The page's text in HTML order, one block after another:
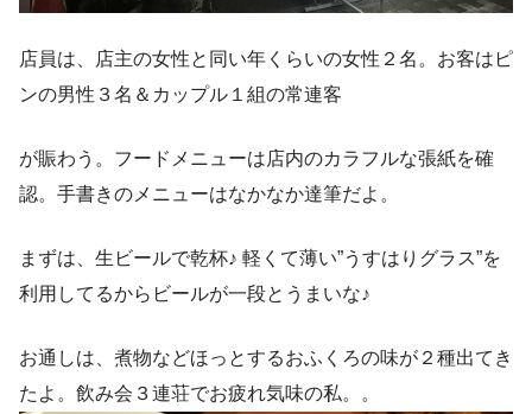
店員は、店主の女性と同い年くらいの女性２名。お客はピ
ンの男性３名＆カップル１組の常連客
が賑わう。フードメニューは店内のカラフルな張紙を確
認。手書きのメニューはなかなか達筆だよ。
まずは、生ビールで乾杯♪ 軽くて薄い”うすはりグラス”を
利用してるからビールが一段とうまいな♪
お通しは、煮物などほっとするおふくろの味が２種出てき
たよ。飲み会３連荘でお疲れ気味の私。。